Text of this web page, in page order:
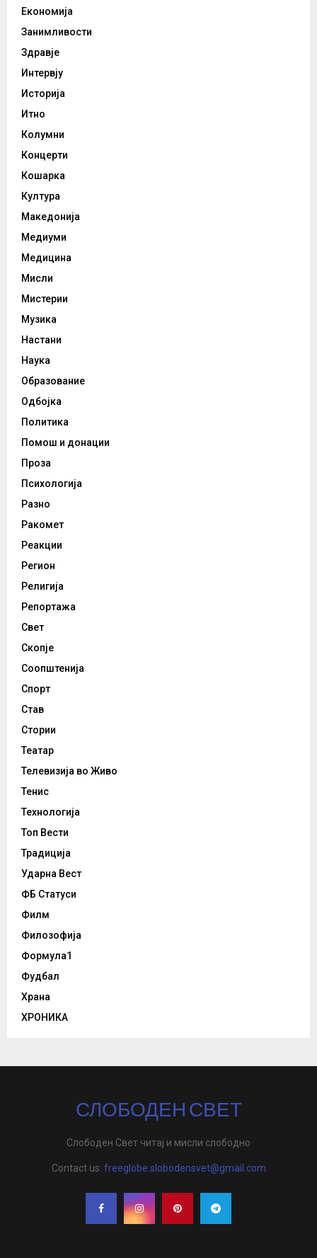
Економија
Занимливости
Здравје
Интервју
Историја
Итно
Колумни
Концерти
Кошарка
Култура
Македонија
Медиуми
Медицина
Мисли
Мистерии
Музика
Настани
Наука
Образование
Одбојка
Политика
Помош и донации
Проза
Психологија
Разно
Ракомет
Реакции
Регион
Религија
Репортажа
Свет
Скопје
Соопштенија
Спорт
Став
Стории
Театар
Телевизија во Живо
Тенис
Технологија
Топ Вести
Традиција
Ударна Вест
ФБ Статуси
Филм
Филозофија
Формула1
Фудбал
Храна
ХРОНИКА
СЛОБОДЕН СВЕТ
Слободен Свет читај и мисли слободно
Contact us: freeglobe.slobodensvet@gmail.com